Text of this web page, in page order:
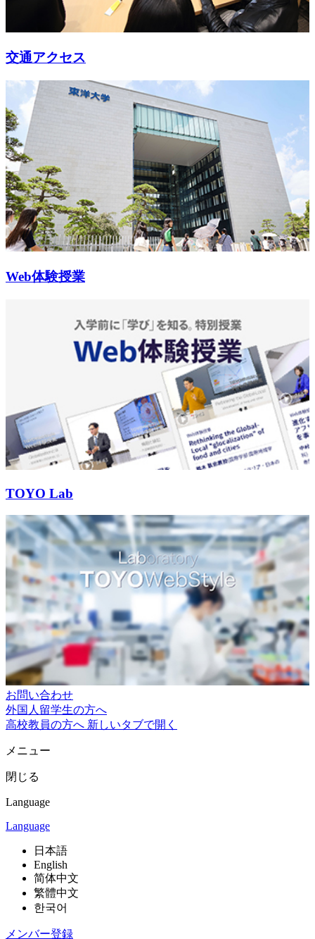
交通アクセス
Web体験授業
TOYO Lab
お問い合わせ
外国人留学生の方へ
高校教員の方へ 新しいタブで開く
メニュー
閉じる
Language
Language
日本語
English
简体中文
繁體中文
한국어
メンバー登録